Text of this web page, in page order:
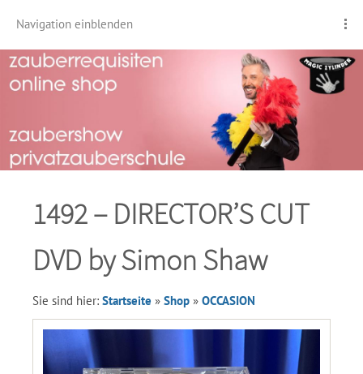
Navigation einblenden
1492 – DIRECTOR’S CUT
DVD by Simon Shaw
Sie sind hier: Startseite » Shop » OCCASION